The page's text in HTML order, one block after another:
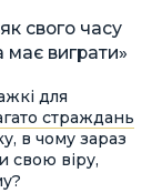
свого часу
має виграти»
для
страждань
в чому зараз
свою віру,